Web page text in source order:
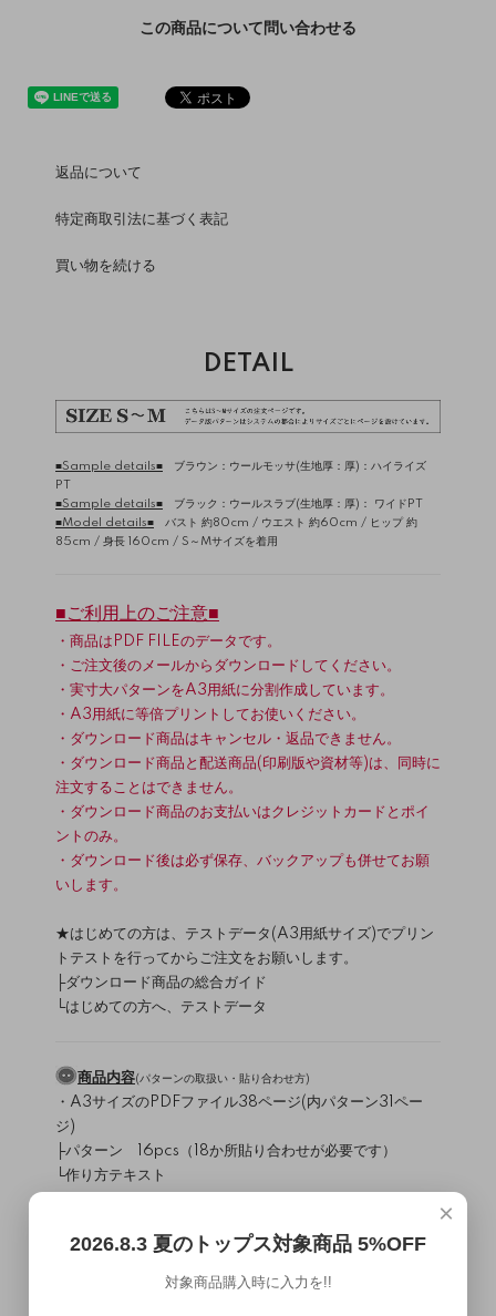
この商品について問い合わせる
返品について
特定商取引法に基づく表記
買い物を続ける
DETAIL
■Sample details■ ブラウン：ウールモッサ(生地厚：厚)： ハイライズ
PT
■Sample details■ ブラック：ウールスラブ(生地厚：厚)： ワイドPT
■Model details■ バスト 約80cm / ウエスト 約60cm / ヒップ 約
85cm / 身長 160cm / S～Mサイズを着用
■ご利用上のご注意■
・商品はPDF FILEのデータです。
・ご注文後のメールからダウンロードしてください。
・実寸大パターンをA3用紙に分割作成しています。
・A3用紙に等倍プリントしてお使いください。
・ダウンロード商品はキャンセル・返品できません。
・ダウンロード商品と配送商品(印刷版や資材等)は、同時に
注文することはできません。
・ダウンロード商品のお支払いはクレジットカードとポイ
ントのみ。
・ダウンロード後は必ず保存、バックアップも併せてお願
いします。
★はじめての方は、テストデータ(A3用紙サイズ)でプリン
トテストを行ってからご注文をお願いします。
├ダウンロード商品の総合ガイド
└はじめての方へ、テストデータ
商品内容(パターンの取扱い・貼り合わせ方)
・A3サイズのPDFファイル38ページ(内パターン31ペー
ジ)
├パターン 16pcs（18か所貼り合わせが必要です）
└作り方テキスト
表地：布帛（ウールなどのコート地 / 生地厚：中～厚）
×
2026.8.3 夏のトップス対象商品 5%OFF
対象商品購入時に入力を!!